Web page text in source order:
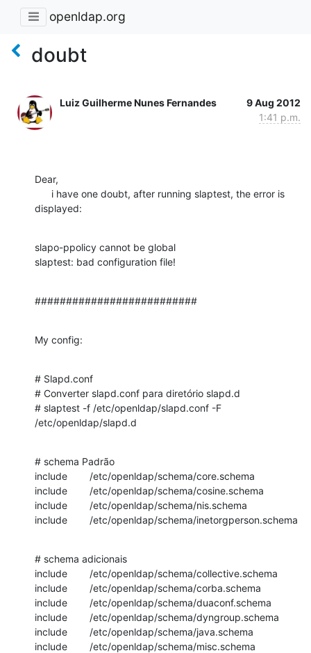
openldap.org
doubt
Luiz Guilherme Nunes Fernandes
9 Aug 2012
1:41 p.m.
Dear,
displayed:
slapo-ppolicy cannot be global
slaptest: bad configuration file!
##########################
My config:
# Slapd.conf
# Converter slapd.conf para diretório slapd.d
# slaptest -f /etc/openldap/slapd.conf -F
/etc/openldap/slapd.d
# schema Padrão
include        /etc/openldap/schema/core.schema
include        /etc/openldap/schema/cosine.schema
include        /etc/openldap/schema/nis.schema
include        /etc/openldap/schema/inetorgperson.schema
# schema adicionais
include        /etc/openldap/schema/collective.schema
include        /etc/openldap/schema/corba.schema
include        /etc/openldap/schema/duaconf.schema
include        /etc/openldap/schema/dyngroup.schema
include        /etc/openldap/schema/java.schema
include        /etc/openldap/schema/misc.schema